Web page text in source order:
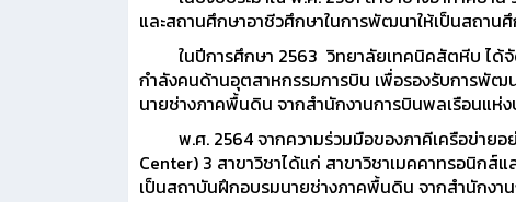
และสถานศึกษาอาชีวศึกษาในการพัฒนาให้เป็นสถานศึ
ในปีการศึกษา 2563 วิทยาลัยเทคนิคสัตหีบ ได้จัด
กำลังคนด้านอุตสาหกรรมการบิน เพื่อรองรับการพัฒ
นายช่างภาคพื้นดิน จากสำนักงานการบินพลเรือนแห่ง
พ.ศ. 2564 จากความร่วมมือของภาคีเครือข่ายอย่
Center) 3 สาขาวิชาได้แก่ สาขาวิชาเมคคาทรอนิกส์
เป็นสถาบันฝึกอบรมนายช่างภาคพื้นดิน จากสำนักง